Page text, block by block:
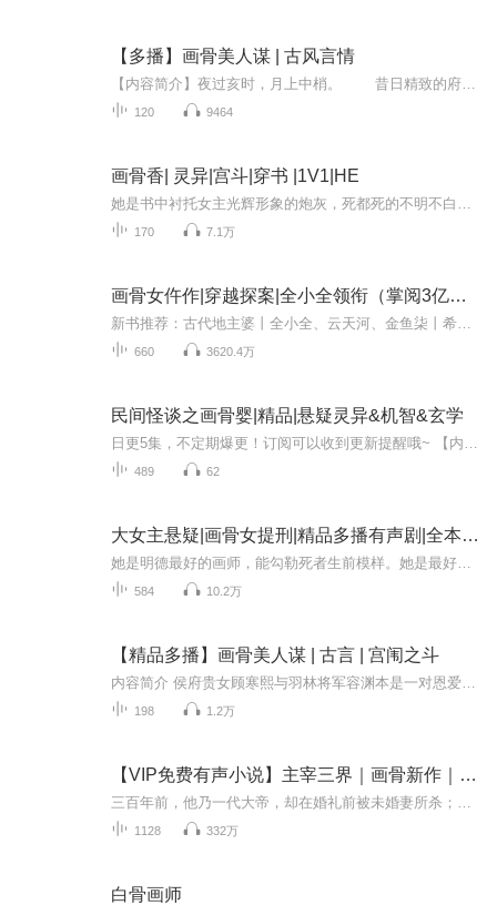
【多播】画骨美人谋 | 古风言情
120 9464
画骨香| 灵异|宫斗|穿书 |1V1|HE
170 7.1万
画骨女仵作|穿越探案|全小全领衔（掌阅3亿人气）
660 3620.4万
民间怪谈之画骨婴|精品|悬疑灵异&机智&玄学
489 62
大女主悬疑|画骨女提刑|精品多播有声剧|全本免费
584 10.2万
【精品多播】画骨美人谋 | 古言 | 宫闱之斗
198 1.2万
【VIP免费有声小说】主宰三界｜画骨新作｜逆天重生
1128 332万
白骨画师